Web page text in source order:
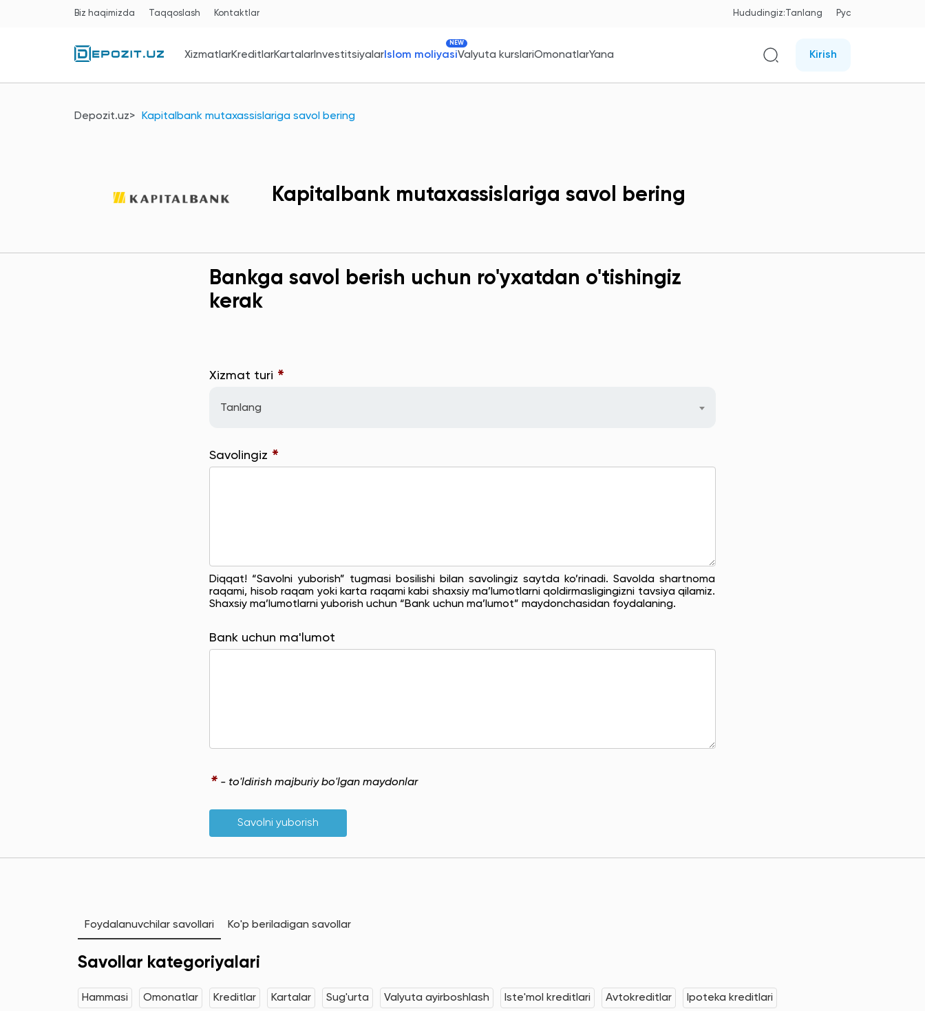
Biz haqimizda Taqqoslash Kontaktlar Hududingiz:Tanlang Рус
XizmatlarKreditlarKartalarInvestitsiyalarIslom moliyasi
NEW
Valyuta kurslariOmonatlarYana Kirish
Depozit.uz Kapitalbank mutaxassislariga savol bering
Kapitalbank mutaxassislariga savol bering
Bankga savol berish uchun ro'yxatdan o'tishingiz
kerak
Xizmat turi *
Tanlang
Savolingiz *
Diqqat! “Savolni yuborish” tugmasi bosilishi bilan savolingiz saytda ko’rinadi. Savolda shartnoma
raqami, hisob raqam yoki karta raqami kabi shaxsiy ma’lumotlarni qoldirmasligingizni tavsiya qilamiz.
Shaxsiy ma’lumotlarni yuborish uchun “Bank uchun ma’lumot” maydonchasidan foydalaning.
Bank uchun ma'lumot
* - to'ldirish majburiy bo'lgan maydonlar
Savolni yuborish
Foydalanuvchilar savollari Ko'p beriladigan savollar
Savollar kategoriyalari
Hammasi Omonatlar Kreditlar Kartalar Sug'urta Valyuta ayirboshlash Iste'mol kreditlari Avtokreditlar Ipoteka kreditlari